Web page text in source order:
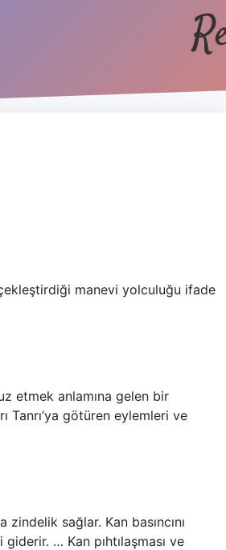
manevi yolculuğu ifade
etmek anlamına gelen bir
Tanrı’ya götüren eylemleri ve
sağlar. Kan basıncını
… Kan pıhtılaşması ve